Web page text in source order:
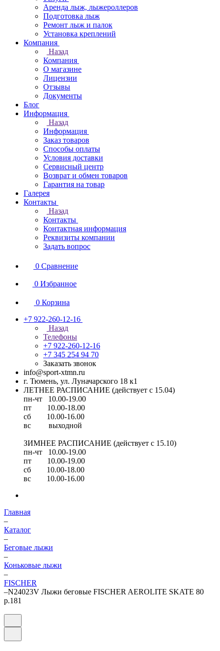
Аренда лыж, лыжероллеров
Подготовка лыж
Ремонт лыж и палок
Установка креплений
Компания
Назад
Компания
О магазине
Лицензии
Отзывы
Документы
Блог
Информация
Назад
Информация
Заказ товаров
Способы оплаты
Условия доставки
Сервисный центр
Возврат и обмен товаров
Гарантия на товар
Галерея
Контакты
Назад
Контакты
Контактная информация
Реквизиты компании
Задать вопрос
0 Сравнение
0 Избранное
0 Корзина
+7 922-260-12-16
Назад
Телефоны
+7 922-260-12-16
+7 345 254 94 70
Заказать звонок
info@sport-xtmn.ru
г. Тюмень, ул. Луначарского 18 к1
ЛЕТНЕЕ РАСПИСАНИЕ (действует с 15.04)
пн-чт 10.00-19.00
пт 10.00-18.00
сб 10.00-16.00
вс выходной
ЗИМНЕЕ РАСПИСАНИЕ (действует с 15.10)
пн-чт 10.00-19.00
пт 10.00-19.00
сб 10.00-18.00
вс 10.00-16.00
Главная
–
Каталог
–
Беговые лыжи
–
Коньковые лыжи
–
FISCHER
–N24023V Лыжи беговые FISCHER AEROLITE SKATE 80
р.181